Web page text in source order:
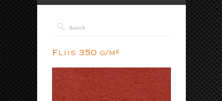
Fliis 350 g/m²